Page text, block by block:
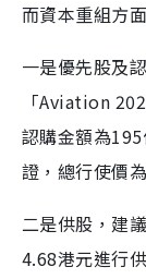
而資本重組方
一是優先股及
「Aviation
認購金額為
證，總行使價
二是供股，建
4.68港元進行